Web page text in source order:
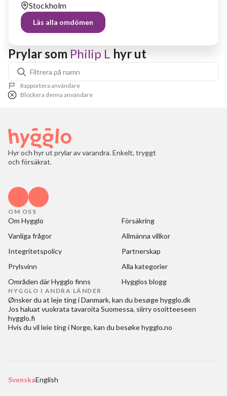
Stockholm
Läs alla omdömen
Prylar som Philip L hyr ut
Rapportera användare
Blockera denna användare
Hyr och hyr ut prylar av varandra. Enkelt, tryggt
och försäkrat.
OM OSS
Om Hygglo
Försäkring
Vanliga frågor
Allmänna villkor
Integritetspolicy
Partnerskap
Prylsvinn
Alla kategorier
Områden där Hygglo finns
Hygglos blogg
HYGGLO I ANDRA LÄNDER
Ønsker du at leje ting i Danmark, kan du besøgehygglo.dk
Jos haluat vuokrata tavaroita Suomessa, siirry osoitteeseen
hygglo.fi
Hvis du vil leie ting i Norge, kan du besøkehygglo.no
SvenskaEnglish